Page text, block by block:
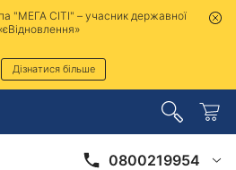
0800219954
"МЕГА СІТІ" – учасник державної
Дізнатися більше